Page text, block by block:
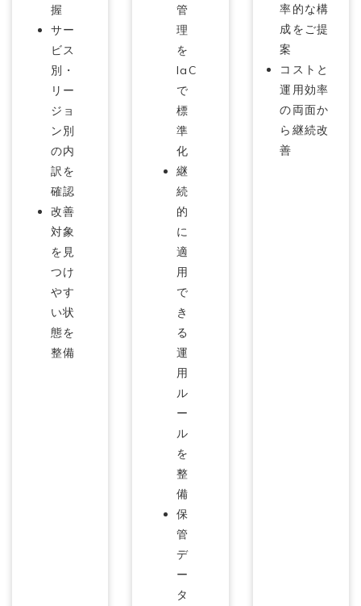
握
サー
ビス
別・
リー
ジョ
ン別
の内
訳を
確認
改善
対象
を見
つけ
やす
い状
態を
整備
管
理
を
IaC
で
標
準
化
継
続
的
に
適
用
で
き
る
運
用
ル
ー
ル
を
整
備
保
管
デ
ー
タ
率的な構
成をご提
案
コストと
運用効率
の両面か
ら継続改
善